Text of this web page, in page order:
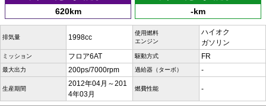
620km -km
排気量 1998cc
使用燃料
エンジン
ハイオク
ガソリン
ミッション フロア6AT 駆動方式 FR
最大出力 200ps/7000rpm 過給器（ターボ） -
生産期間
2012年04月～201
4年03月
燃費性能 -